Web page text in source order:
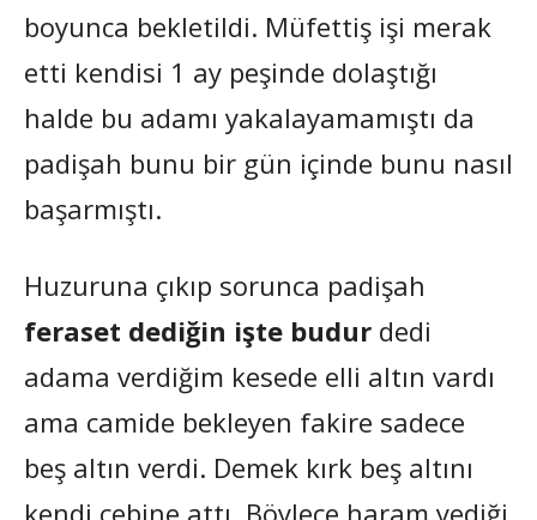
boyunca bekletildi. Müfettiş işi merak
etti kendisi 1 ay peşinde dolaştığı
halde bu adamı yakalayamamıştı da
padişah bunu bir gün içinde bunu nasıl
başarmıştı.
Huzuruna çıkıp sorunca padişah
feraset dediğin işte budur dedi
adama verdiğim kesede elli altın vardı
ama camide bekleyen fakire sadece
beş altın verdi. Demek kırk beş altını
kendi cebine attı. Böylece haram yediği